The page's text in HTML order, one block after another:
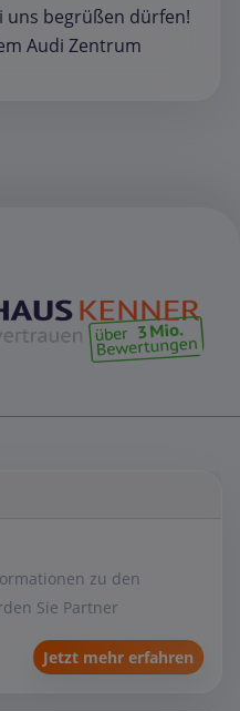
uns begrüßen dürfen!
Audi Zentrum
zu den
Sie Partner
Jetzt mehr erfahren